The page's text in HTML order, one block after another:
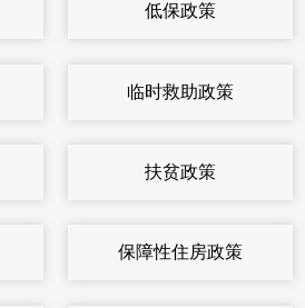
低保政策
临时救助政策
扶贫政策
保障性住房政策